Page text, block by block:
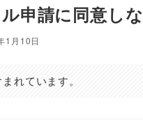
申請に同意し
1月10日
れています。